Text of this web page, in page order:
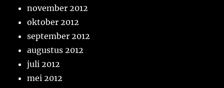
november 2012
oktober 2012
september 2012
augustus 2012
juli 2012
mei 2012